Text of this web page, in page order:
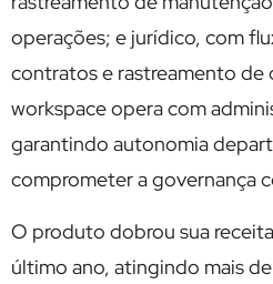
operações; e jurídico, com
contratos e rastreamento de
workspace opera com
garantindo autonomia
comprometer a governança
O produto dobrou sua
último ano, atingindo mais